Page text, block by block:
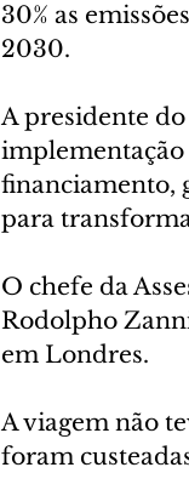
30% as
2030.
A presidente
implementação
financiamento,
para
O chefe da
Rodolpho
em Londres.
A viagem não
foram